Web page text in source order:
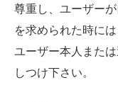
尊重し、ユーザー
を求められた時に
ユーザー本人また
しつけ下さい。